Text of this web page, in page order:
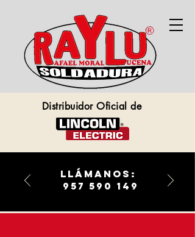
llámanos:
957 590 149
Distribuidor Oficial de